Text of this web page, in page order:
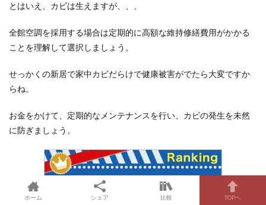
とはいえ、カビは生えますが、、、
全館空調を採用する場合は定期的に高額な維持修繕費用がかかる
ことを理解して選択しましょう。
せっかくの新居で家中カビだらけで健康被害がでたら大変ですか
らね。
お金をかけて、定期的なメンテナンスを行い、カビの発生を未然
に防ぎましょう。
ホーム シェア 比較 TOPへ